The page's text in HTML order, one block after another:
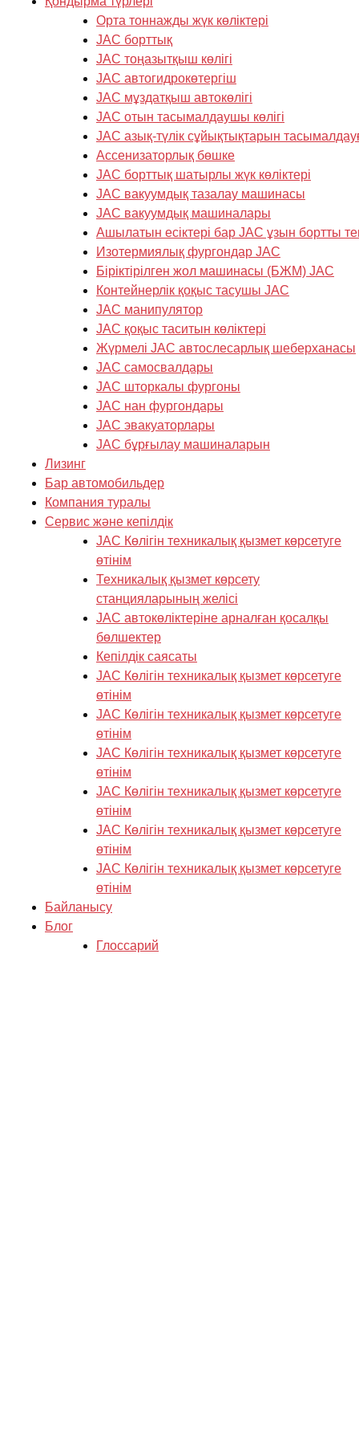
Орта тоннажды жүк көліктері
JAC борттық
JAC тоңазытқыш көлігі
JAC автогидрокөтергіш
JAC мұздатқыш автокөлігі
JAC отын тасымалдаушы көлігі
JAC азық-түлік сұйықтықтарын
Ассенизаторлық бөшке
JAC борттық шатырлы жүк көліктері
JAC вакуумдық тазалау машинасы
JAC вакуумдық машиналары
Ашылатын есіктері бар JAC ұзын бортты
Изотермиялық фургондар JAC
Біріктірілген жол машинасы (БЖМ) JAC
Контейнерлік қоқыс тасушы JAC
JAC манипулятор
JAC қоқыс таситын көліктері
Жүрмелі JAC автослесарлық шеберханасы
JAC самосвалдары
JAC шторкалы фургоны
JAC нан фургондары
JAC эвакуаторлары
JAC бұрғылау машиналарын
Лизинг
Бар автомобильдер
Компания туралы
Cервис және кепілдік
JAC Көлігін техникалық қызмет көрсетуге
өтінім
Техникалық қызмет көрсету
станцияларының желісі
JAC автокөліктеріне арналған қосалқы
бөлшектер
Кепілдік саясаты
JAC Көлігін техникалық қызмет көрсетуге
өтінім
JAC Көлігін техникалық қызмет көрсетуге
өтінім
JAC Көлігін техникалық қызмет көрсетуге
өтінім
JAC Көлігін техникалық қызмет көрсетуге
өтінім
JAC Көлігін техникалық қызмет көрсетуге
өтінім
JAC Көлігін техникалық қызмет көрсетуге
өтінім
Байланысу
Блог
Глоссарий